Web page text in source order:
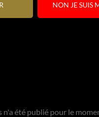
NON JE SUIS
n'a été publié pour le